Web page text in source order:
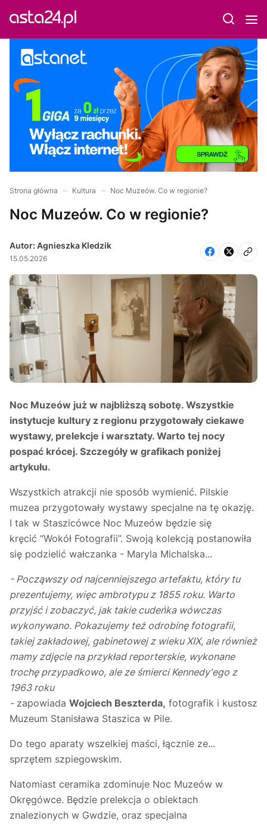
Strona główna Kultura Noc Muzeów. Co w regionie?
Noc Muzeów. Co w regionie?
Autor: Agnieszka Kledzik
15.05.2026
Noc Muzeów już w najbliższą sobotę. Wszystkie
instytucje kultury z regionu przygotowały ciekawe
wystawy, prelekcje i warsztaty. Warto tej nocy
pospać krócej. Szczegóły w grafikach poniżej
artykułu.
Wszystkich atrakcji nie sposób wymienić. Pilskie
muzea przygotowały wystawy specjalne na tę okazję.
I tak w Staszicówce Noc Muzeów będzie się
kręcić “Wokół Fotografii”. Swoją kolekcją postanowiła
się podzielić wałczanka - Maryla Michalska...
- Począwszy od najcenniejszego artefaktu, który tu
prezentujemy, więc ambrotypu z 1855 roku. Warto
przyjść i zobaczyć, jak takie cudeńka wówczas
wykonywano. Pokazujemy też odrobinę fotografii,
takiej zakładowej, gabinetowej z wieku XIX, ale również
mamy zdjęcie na przykład reporterskie, wykonane
trochę przypadkowo, ale ze śmierci Kennedy'ego z
1963 roku
-zapowiada Wojciech Beszterda, fotografik i kustosz
Muzeum Stanisława Staszica w Pile.
Do tego aparaty wszelkiej maści, łącznie ze...
sprzętem szpiegowskim.
Natomiast ceramika zdominuje Noc Muzeów w
Okręgówce. Będzie prelekcja o obiektach
znalezionych w Gwdzie, oraz specjalna